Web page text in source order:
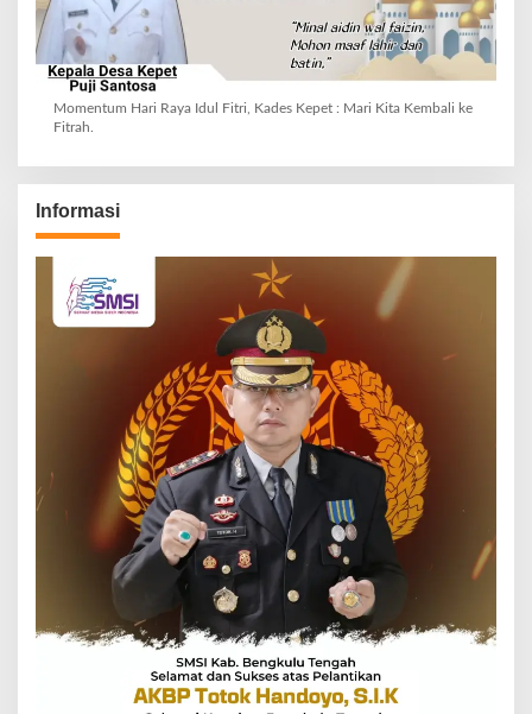
Momentum Hari Raya Idul Fitri, Kades Kepet : Mari Kita Kembali ke
Fitrah.
Informasi